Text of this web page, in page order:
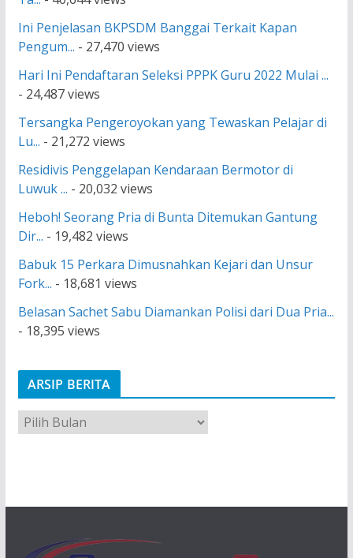
Ini Penjelasan BKPSDM Banggai Terkait Kapan
Pengum... - 27,470 views
Hari Ini Pendaftaran Seleksi PPPK Guru 2022 Mulai ...
- 24,487 views
Tersangka Pengeroyokan yang Tewaskan Pelajar di
Lu... - 21,272 views
Residivis Penggelapan Kendaraan Bermotor di
Luwuk ... - 20,032 views
Heboh! Seorang Pria di Bunta Ditemukan Gantung
Dir... - 19,482 views
Babuk 15 Perkara Dimusnahkan Kejari dan Unsur
Fork... - 18,681 views
Belasan Sachet Sabu Diamankan Polisi dari Dua Pria...
- 18,395 views
ARSIP BERITA
A
r